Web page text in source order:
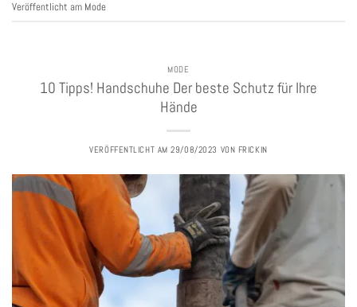
Veröffentlicht am Mode
MODE
10 Tipps! Handschuhe Der beste Schutz für Ihre
Hände
VERÖFFENTLICHT AM29/08/2023 VON FRICKIN